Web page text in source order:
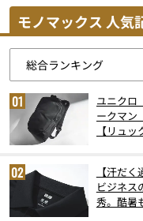
モノマックス 人気
ユニクロ
ークマン
【リュ
【汗だ
ビジネス
秀。酷暑